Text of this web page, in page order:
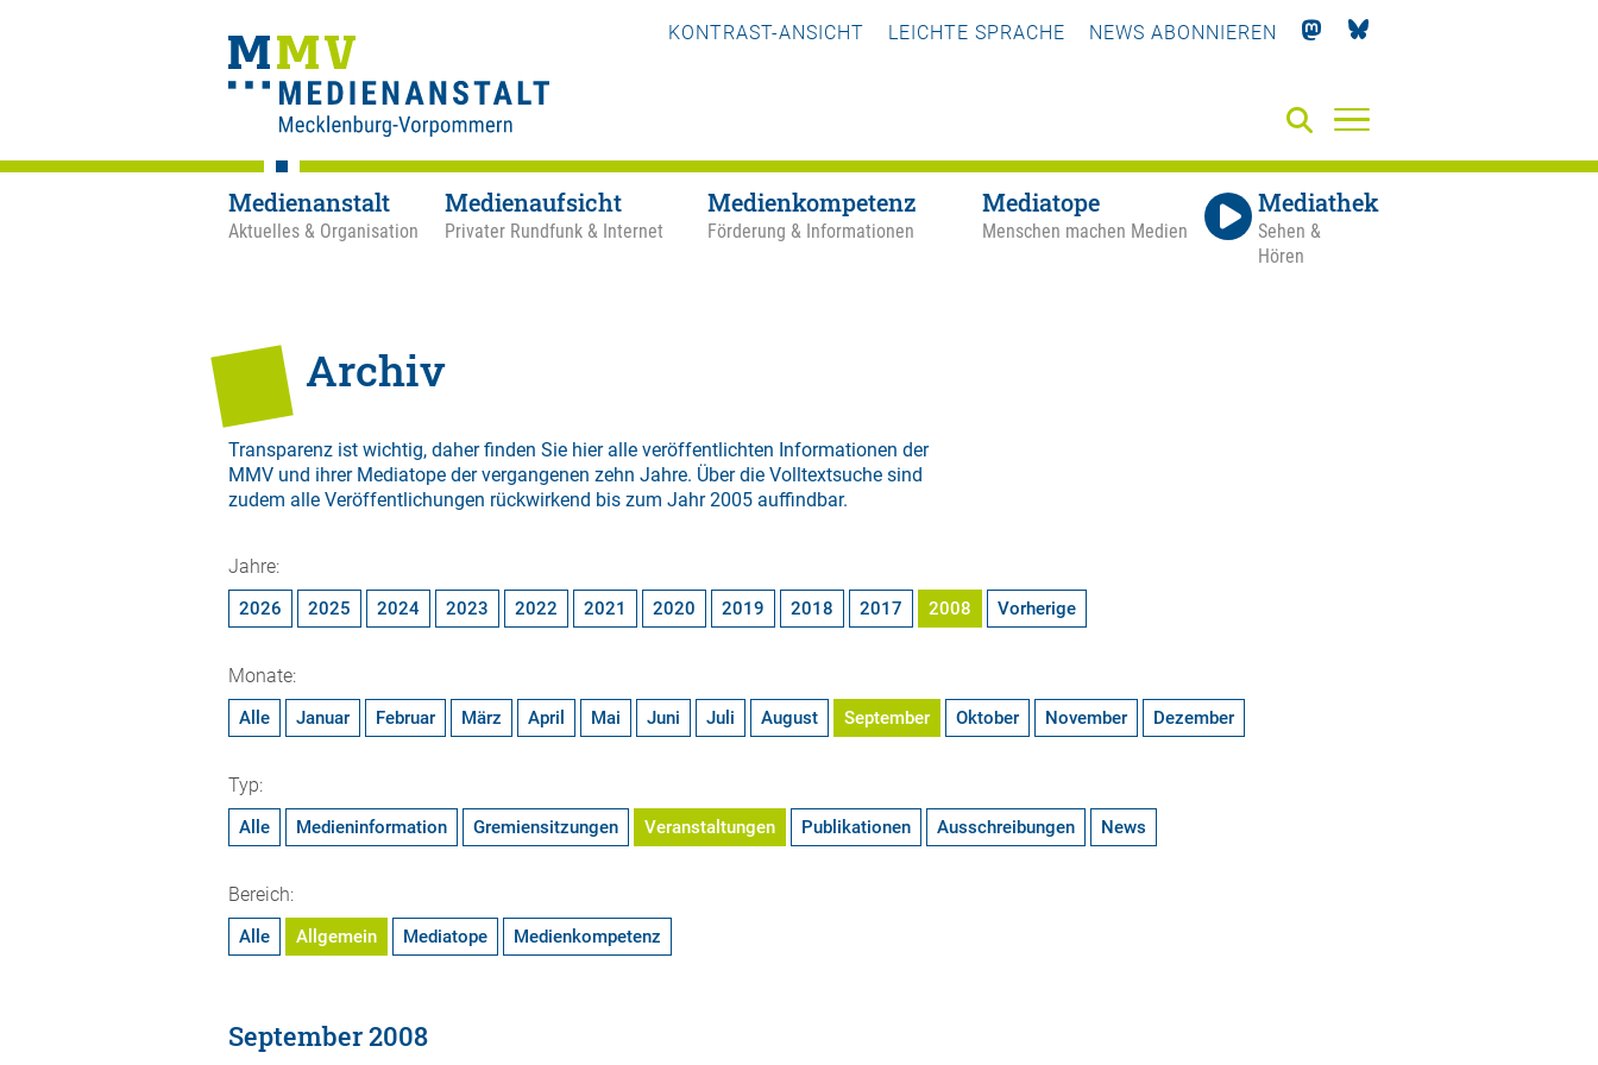
KONTRAST-ANSICHT LEICHTE SPRACHE NEWS ABONNIEREN
Medienanstalt
Aktuelles & Organisation
Medienaufsicht
Privater Rundfunk & Internet
Medienkompetenz
Förderung & Informationen
Mediatope
Menschen machen Medien
Mediathek
Sehen &
Hören
Archiv
Transparenz ist wichtig, daher finden Sie hier alle veröffentlichten Informationen der
MMV und ihrer Mediatope der vergangenen zehn Jahre. Über die Volltextsuche sind
zudem alle Veröffentlichungen rückwirkend bis zum Jahr 2005 auffindbar.
Jahre:
2026 2025 2024 2023 2022 2021 2020 2019 2018 2017 2008 Vorherige
Monate:
Alle Januar Februar März April Mai Juni Juli August September Oktober November Dezember
Typ:
Alle Medieninformation Gremiensitzungen Veranstaltungen Publikationen Ausschreibungen News
Bereich:
Alle Allgemein Mediatope Medienkompetenz
September 2008